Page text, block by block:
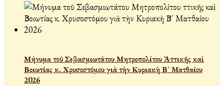
Μήνυμα τοῦ Σεβασμιωτάτου Μητροπολίτου Ἀττικῆς καὶ
Βοιωτίας κ. Χρυσοστόμου γιὰ τὴν Κυριακὴ Β´ Ματθαίου
2026